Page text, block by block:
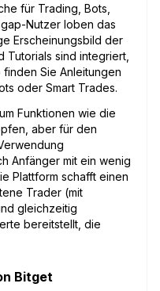
für Trading, Bots,
Nutzer loben das
Erscheinungsbild der
sind integriert,
Sie Anleitungen
oder Smart Trades.
Funktionen wie die
aber für den
Anfänger mit ein wenig
Plattform schafft einen
Trader (mit
gleichzeitig
bereitstellt, die
Bitget